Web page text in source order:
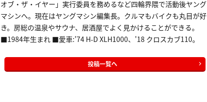
オブ・ザ・イヤー」実行委員を務めるなど四輪界隈で活動後ヤング
マシンへ。現在はヤングマシン編集長。クルマもバイクも丸目が好
き。房総の温泉やサウナ、居酒屋でよく見かけることができる。
■1984年生まれ ■愛車:'74 H-D XLH1000、'18 クロスカブ110。
投稿一覧へ